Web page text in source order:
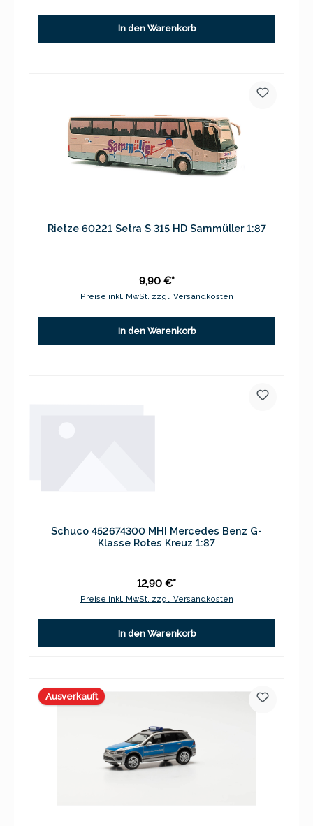
In den Warenkorb
Rietze 60221 Setra S 315 HD Sammüller 1:87
9,90 €*
Preise inkl. MwSt. zzgl. Versandkosten
In den Warenkorb
Schuco 452674300 MHI Mercedes Benz G-
Klasse Rotes Kreuz 1:87
12,90 €*
Preise inkl. MwSt. zzgl. Versandkosten
In den Warenkorb
Ausverkauft